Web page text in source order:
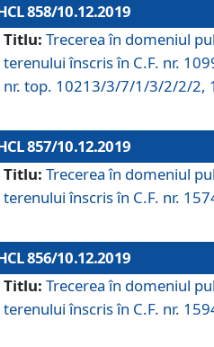
858/10.12.2019
Titlu: Trecerea în domeniul
terenului înscris în C.F. nr.
nr. top. 10213/3/7/1/3/2/2/
857/10.12.2019
Titlu: Trecerea în domeniul
terenului înscris în C.F. nr.
856/10.12.2019
Titlu: Trecerea în domeniul
terenului înscris în C.F. nr.